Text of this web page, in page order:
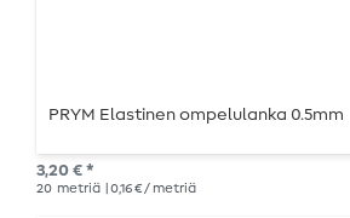
PRYM Elastinen ompelulanka 0.5mm
3,20 € *
20 metriä | 0,16 € / metriä